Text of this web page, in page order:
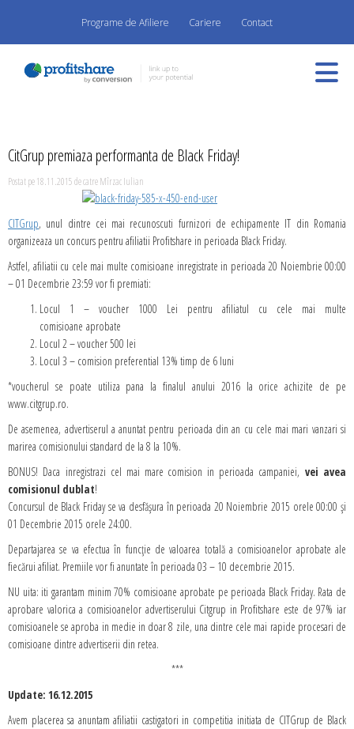
Programe de Afiliere Cariere Contact
CitGrup premiaza performanta de Black Friday!
Postat pe 18.11.2015 de catre Mîrzac Iulian
CITGrup, unul dintre cei mai recunoscuti furnizori de echipamente IT din Romania
organizeaza un concurs pentru afiliatii Profitshare in perioada Black Friday.
Astfel, afiliatii cu cele mai multe comisioane inregistrate in perioada 20 Noiembrie 00:00
– 01 Decembrie 23:59 vor fi premiati:
Locul 1 – voucher 1000 Lei pentru afiliatul cu cele mai multe
comisioane aprobate
Locul 2 – voucher 500 lei
Locul 3 – comision preferential 13% timp de 6 luni
*voucherul se poate utiliza pana la finalul anului 2016 la orice achizite de pe
www.citgrup.ro.
De asemenea, advertiserul a anuntat pentru perioada din an cu cele mai mari vanzari si
marirea comisionului standard de la 8 la 10%.
BONUS! Daca inregistrazi cel mai mare comision in perioada campaniei,vei avea
comisionul dublat!
Concursul de Black Friday se va desfășura în perioada 20 Noiembrie 2015 orele 00:00 și
01 Decembrie 2015 orele 24:00.
Departajarea se va efectua în funcție de valoarea totală a comisioanelor aprobate ale
fiecărui afiliat. Premiile vor fi anuntate în perioada 03 – 10 decembrie 2015.
NU uita: iti garantam minim 70% comisioane aprobate pe perioada Black Friday. Rata de
aprobare valorica a comisioanelor advertiserului Citgrup in Profitshare este de 97% iar
comisioanele se aproba in medie in doar 8 zile, una dintre cele mai rapide procesari de
comisioane dintre advertiserii din retea.
***
Update: 16.12.2015
Avem placerea sa anuntam afiliatii castigatori in competitia initiata de CITGrup de Black